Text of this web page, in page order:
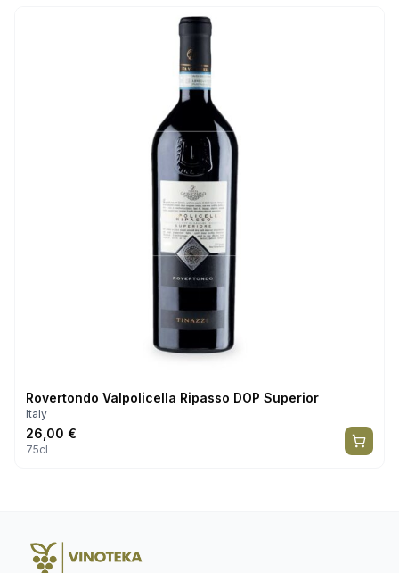
Rovertondo Valpolicella Ripasso DOP Superior
Italy
26,00 €
75cl